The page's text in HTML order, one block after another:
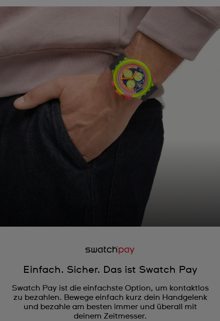
Einfach. Sicher. Das ist Swatch Pay
Swatch Pay ist die einfachste Option, um kontaktlos
zu bezahlen. Bewege einfach kurz dein Handgelenk
und bezahle am besten immer und überall mit
deinem Zeitmesser.